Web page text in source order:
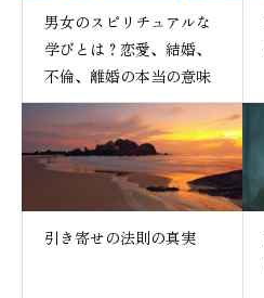
男女のスピリチュアルな
学びとは？恋愛、結婚、
不倫、離婚の本当の意味
引き寄せの法則の真実